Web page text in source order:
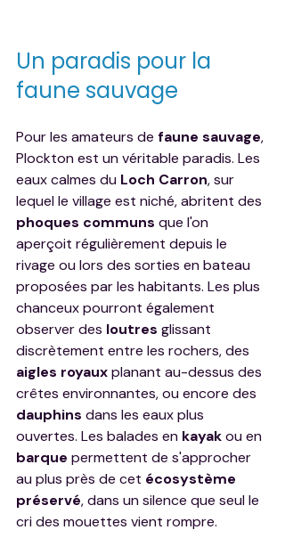
Un paradis pour la
faune sauvage
Pour les amateurs de faune sauvage,
Plockton est un véritable paradis. Les
eaux calmes du Loch Carron, sur
lequel le village est niché, abritent des
phoques communs que l'on
aperçoit régulièrement depuis le
rivage ou lors des sorties en bateau
proposées par les habitants. Les plus
chanceux pourront également
observer des loutres glissant
discrètement entre les rochers, des
aigles royaux planant au-dessus des
crêtes environnantes, ou encore des
dauphins dans les eaux plus
ouvertes. Les balades en kayak ou en
barque permettent de s'approcher
au plus près de cet écosystème
préservé, dans un silence que seul le
cri des mouettes vient rompre.